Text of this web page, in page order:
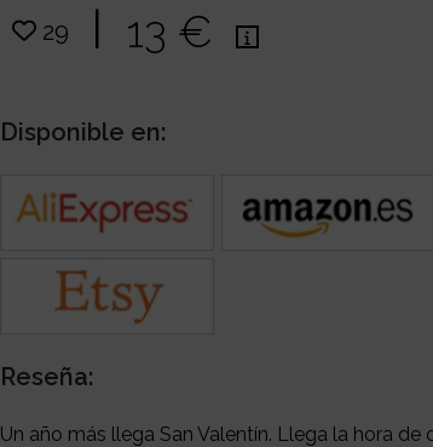
29 | 13 €
Disponible en:
Reseña:
Un año más llega San Valentín. Llega la hora de